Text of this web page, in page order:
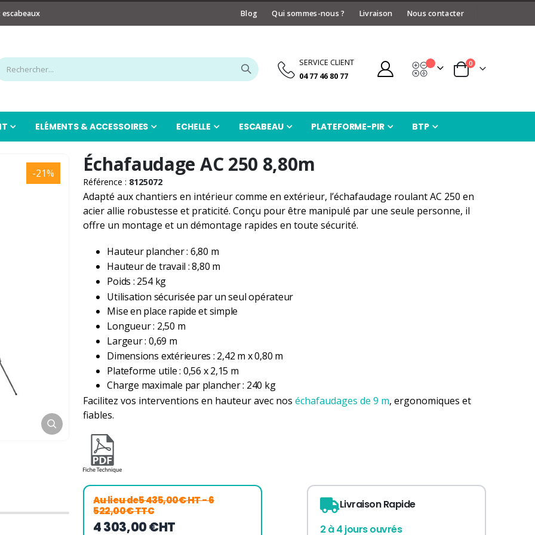
Blog Qui sommes-nous ? Livraison Nous contacter
SERVICE CLIENT
04 77 46 80 77
Panier
0articles
Devis
ELÉMENTS & ACCESSOIRES ECHELLE ESCABEAU PLATEFORME-PIR BTP
-21% Échafaudage AC 250 8,80m
Référence : 8125072
Adapté aux chantiers en intérieur comme en extérieur, l’échafaudage roulant AC 250 en
acier allie robustesse et praticité. Conçu pour être manipulé par une seule personne, il
offre un montage et un démontage rapides en toute sécurité.
Hauteur plancher : 6,80 m
Hauteur de travail : 8,80 m
Poids : 254 kg
Utilisation sécurisée par un seul opérateur
Mise en place rapide et simple
Longueur : 2,50 m
Largeur : 0,69 m
Dimensions extérieures : 2,42 m x 0,80 m
Plateforme utile : 0,56 x 2,15 m
Charge maximale par plancher : 240 kg
Facilitez vos interventions en hauteur avec noséchafaudages de 9 m, ergonomiques et
fiables.
Au lieu de5 435,00€ HT- 6
522,00€ TTC
4 303,00 €HT
Livraison Rapide
2 à 4 jours ouvrés